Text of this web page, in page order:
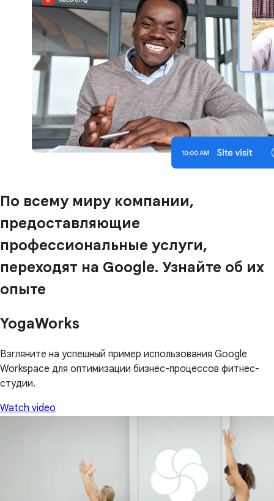
По всему миру компании,
предоставляющие
профессиональные услуги,
переходят на Google. Узнайте об их
опыте
YogaWorks
Взгляните на успешный пример использования Google
Workspace для оптимизации бизнес-процессов фитнес-
студии.
Watch video